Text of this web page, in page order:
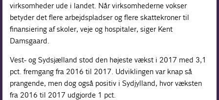
virksomheder ude i landet. Når virksomhederne vokser
betyder det flere arbejdspladser og flere skattekroner til
finansiering af skoler, veje og hospitaler, siger Kent
Damsgaard.
Vest- og Sydsjælland stod den højeste vækst i 2017 med 3,1
pct. fremgang fra 2016 til 2017. Udviklingen var knap så
prangende, men dog også positiv i Sydjylland, hvor væksten
fra 2016 til 2017 udgjorde 1 pct.